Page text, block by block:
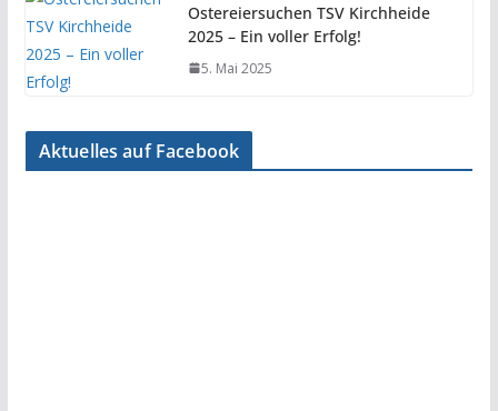
Ostereiersuchen TSV Kirchheide
2025 – Ein voller Erfolg!
5. Mai 2025
Aktuelles auf Facebook